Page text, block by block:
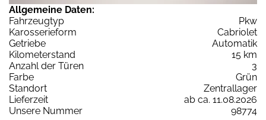
Allgemeine Daten:
Fahrzeugtyp
Pkw
Karosserieform
Cabriolet
Getriebe
Automatik
Kilometerstand
15 km
Anzahl der Türen
3
Farbe
Grün
Standort
Zentrallager
Lieferzeit
ab ca. 11.08.2026
Unsere Nummer
98774